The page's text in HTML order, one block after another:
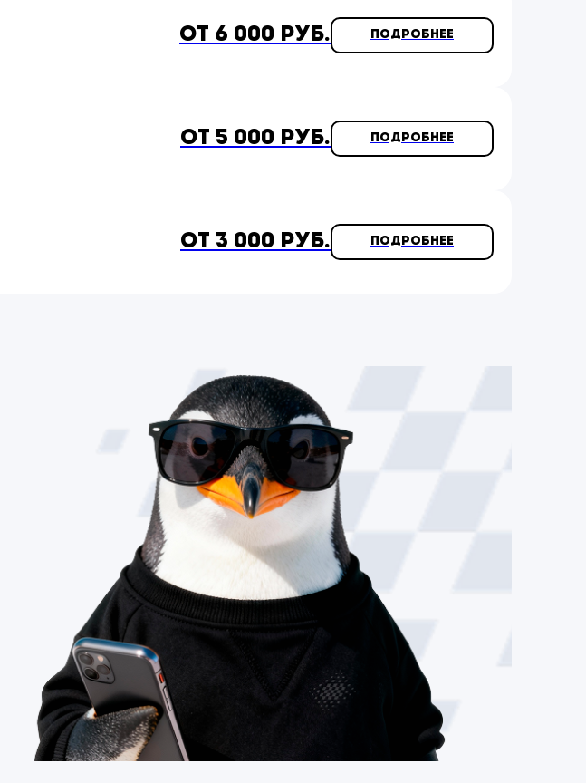
от 6 000 руб. Подробнее
от 5 000 руб. Подробнее
от 3 000 руб. Подробнее